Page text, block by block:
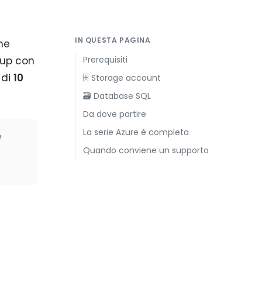
con
di10
IN QUESTA PAGINA
Prerequisiti
🗄️ Storage account
🗃️ Database SQL
Da dove partire
La serie Azure è completa
Quando conviene un supporto